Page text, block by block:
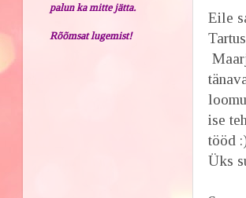
Eile
ise
tööd
Üks
palun ka mitte jätta.
Rõõmsat lugemist!